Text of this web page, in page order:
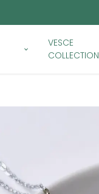
VESCE
COLLECTION